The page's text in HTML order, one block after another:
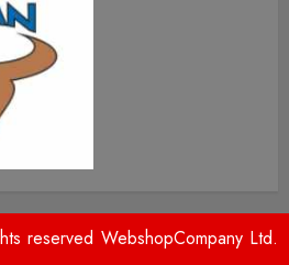
reserved WebshopCompany Ltd.